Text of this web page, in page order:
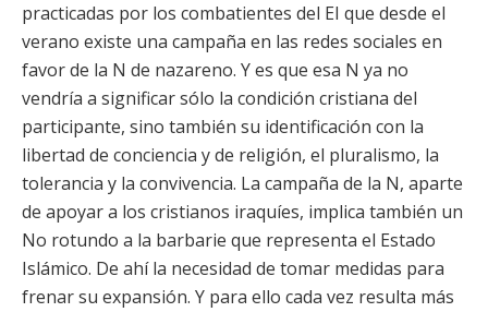
practicadas por los combatientes del EI que desde el
verano existe una campaña en las redes sociales en
favor de la N de nazareno. Y es que esa N ya no
vendría a significar sólo la condición cristiana del
participante, sino también su identificación con la
libertad de conciencia y de religión, el pluralismo, la
tolerancia y la convivencia. La campaña de la N, aparte
de apoyar a los cristianos iraquíes, implica también un
No rotundo a la barbarie que representa el Estado
Islámico. De ahí la necesidad de tomar medidas para
frenar su expansión. Y para ello cada vez resulta más